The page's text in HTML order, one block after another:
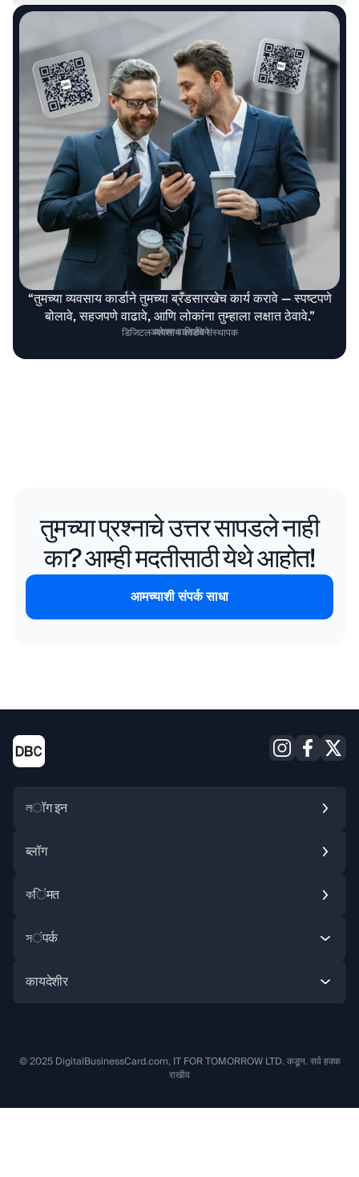
“तुमच्या व्यवसाय कार्डाने तुमच्या ब्रँडसारखेच कार्य करावे — स्पष्टपणे
बोलावे, सहजपणे वाढावे, आणि लोकांना तुम्हाला लक्षात ठेवावे.”
अलेक्स वासिलेंको
डिजिटल व्यवसाय कार्डचे संस्थापक
तुमच्या प्रश्नाचे उत्तर सापडले नाही
का? आम्ही मदतीसाठी येथे आहोत!
आमच्याशी संपर्क साधा
লॉग इन
ब्लॉग
কिंमत
সंपर्क
कायदेशीर
© 2025 DigitalBusinessCard.com, IT FOR TOMORROW LTD. कडून. सर्व हक्क
राखीव